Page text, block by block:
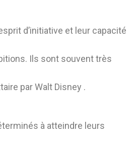
d’initiative et leur capacité
Ils sont souvent très
parWalt Disney .
à atteindre leurs